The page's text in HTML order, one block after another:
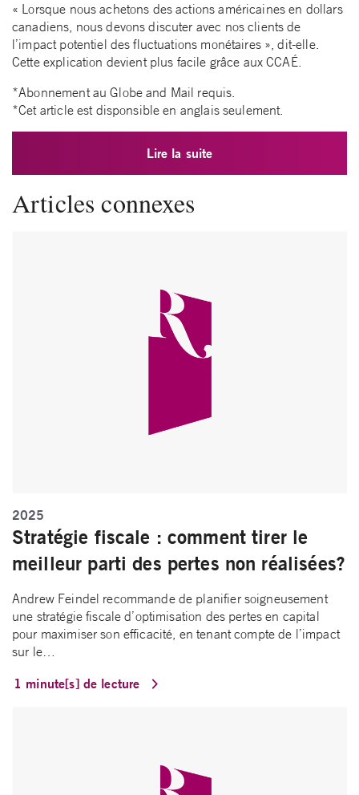
« Lorsque nous achetons des actions américaines en dollars
canadiens, nous devons discuter avec nos clients de
l’impact potentiel des fluctuations monétaires », dit-elle.
Cette explication devient plus facile grâce aux CCAÉ.
*Abonnement au Globe and Mail requis.
*Cet article est disponsible en anglais seulement.
Lire la suite
Articles connexes
2025
Stratégie fiscale : comment tirer le
meilleur parti des pertes non réalisées?
Andrew Feindel recommande de planifier soigneusement
une stratégie fiscale d’optimisation des pertes en capital
pour maximiser son efficacité, en tenant compte de l’impact
sur le…
1 minute[s] de lecture